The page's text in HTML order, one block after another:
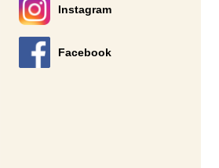
Instagram
別のウィンドウで開きます。
Facebook
別のウィンドウで開きます。